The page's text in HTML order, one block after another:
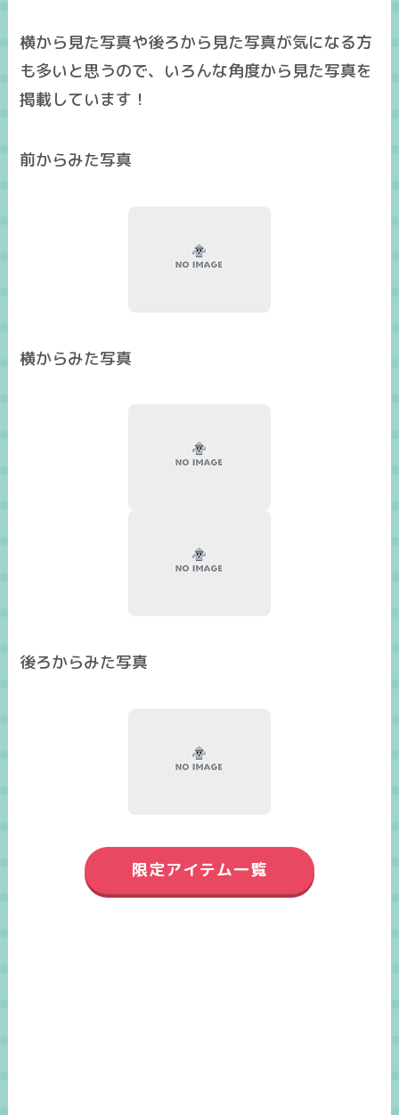
横から見た写真や後ろから見た写真が気になる方
も多いと思うので、いろんな角度から見た写真を
掲載しています！
前からみた写真
横からみた写真
後ろからみた写真
限定アイテム一覧